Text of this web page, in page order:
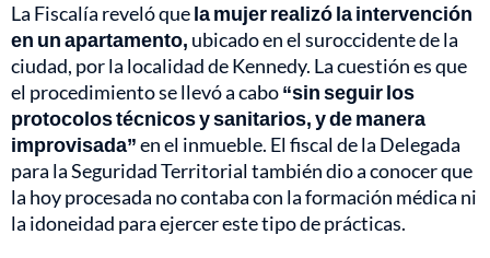
La Fiscalía reveló quela mujer realizó la intervención
en un apartamento, ubicado en el suroccidente de la
ciudad, por la localidad de Kennedy. La cuestión es que
el procedimiento se llevó a cabo“sin seguir los
protocolos técnicos y sanitarios, y de manera
improvisada”en el inmueble. El fiscal de la Delegada
para la Seguridad Territorial también dio a conocer que
la hoy procesada no contaba con la formación médica ni
la idoneidad para ejercer este tipo de prácticas.